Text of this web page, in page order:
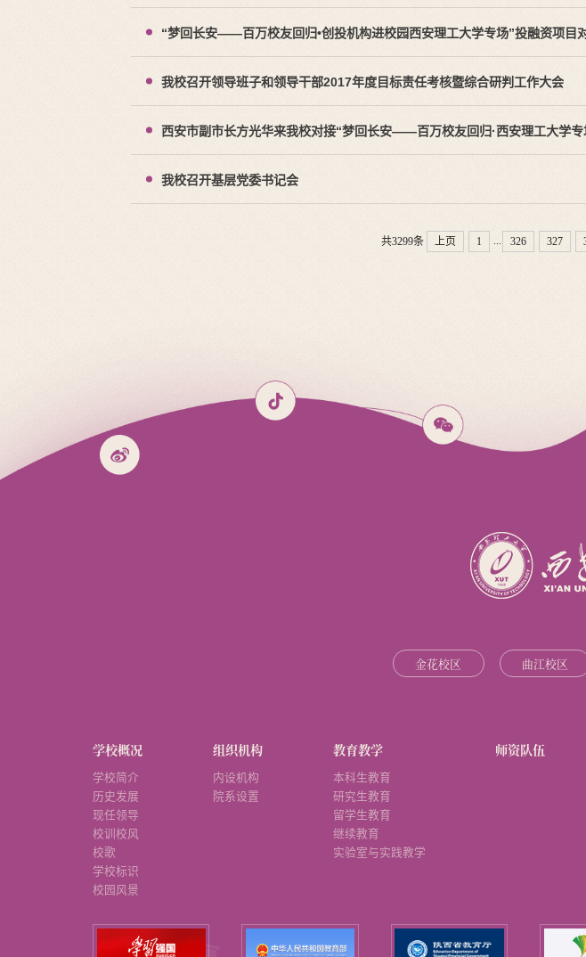
“梦回长安——百万校友回归•创投机构进校园西安理工大学专场”投融资项目
我校召开领导班子和领导干部2017年度目标责任考核暨综合研判工作大会
西安市副市长方光华来我校对接“梦回长安——百万校友回归·西安理工大学专
我校召开基层党委书记会
共3299条 上页 1 ... 326 327
金花校区 曲江校区
学校概况
学校简介
历史发展
现任领导
校训校风
校歌
学校标识
校园风景
组织机构
内设机构
院系设置
教育教学
本科生教育
研究生教育
留学生教育
继续教育
实验室与实践教学
师资队伍